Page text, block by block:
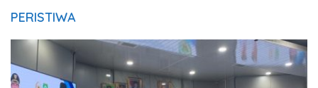
PERISTIWA